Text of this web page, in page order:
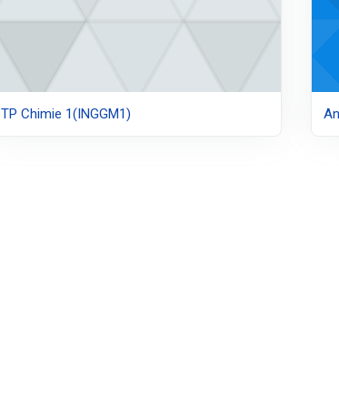
TP Chimie 1(INGGM1)